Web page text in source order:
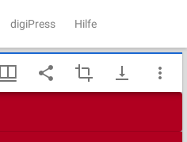
digiPress Hilfe